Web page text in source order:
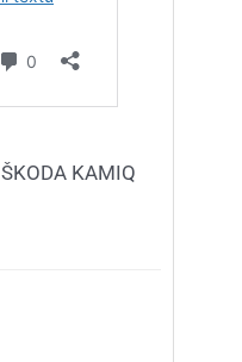
ŠKODA KAMIQ